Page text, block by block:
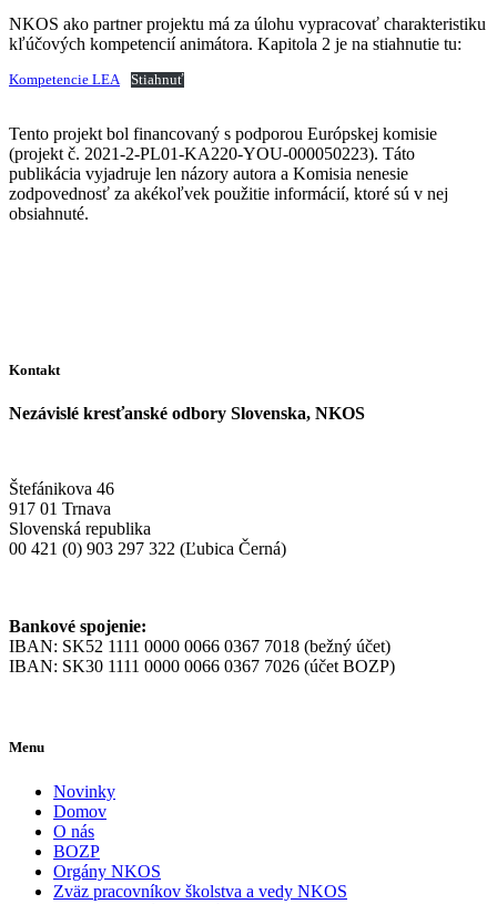
NKOS ako partner projektu má za úlohu vypracovať charakteristiku
kľúčových kompetencií animátora. Kapitola 2 je na stiahnutie tu:
Kompetencie LEA Stiahnuť
Tento projekt bol financovaný s podporou Európskej komisie
(projekt č. 2021-2-PL01-KA220-YOU-000050223). Táto
publikácia vyjadruje len názory autora a Komisia nenesie
zodpovednosť za akékoľvek použitie informácií, ktoré sú v nej
obsiahnuté.
Kontakt
Nezávislé kresťanské odbory Slovenska, NKOS
Štefánikova 46
917 01 Trnava
Slovenská republika
00 421 (0) 903 297 322 (Ľubica Černá)
Bankové spojenie:
IBAN: SK52 1111 0000 0066 0367 7018 (bežný účet)
IBAN: SK30 1111 0000 0066 0367 7026 (účet BOZP)
Menu
Novinky
Domov
O nás
BOZP
Orgány NKOS
Zväz pracovníkov školstva a vedy NKOS